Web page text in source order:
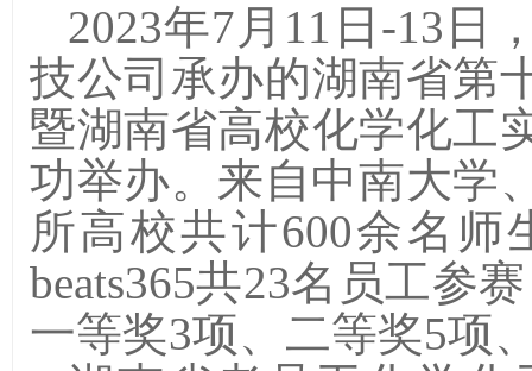
2023年7 月 11 日 -13 日
技公司承办的湖南省第
暨湖南省高校化学化工
功举办。来自中南大学
所高校共计600余名师
beats365共23名员工参
一等奖3项、二等奖5项